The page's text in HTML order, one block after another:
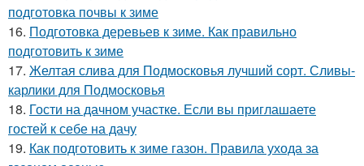
подготовка почвы к зиме
16. Подготовка деревьев к зиме. Как правильно
подготовить к зиме
17. Желтая слива для Подмосковья лучший сорт. Сливы-
карлики для Подмосковья
18. Гости на дачном участке. Если вы приглашаете
гостей к себе на дачу
19. Как подготовить к зиме газон. Правила ухода за